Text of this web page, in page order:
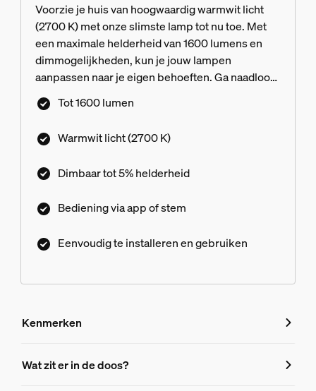
Voorzie je huis van hoogwaardig warmwit licht
(2700 K) met onze slimste lamp tot nu toe. Met
een maximale helderheid van 1600 lumens en
dimmogelijkheden, kun je jouw lampen
aanpassen naar je eigen behoeften. Ga naadloos
van een volledige helderheid naar een helderheid
van slechts 5%, met behulp van de Hue app.
Tot 1600 lumen
Warmwit licht (2700 K)
Dimbaar tot 5% helderheid
Bediening via app of stem
Eenvoudig te installeren en gebruiken
Kenmerken
Kenmerken
Wat zit er in de doos?